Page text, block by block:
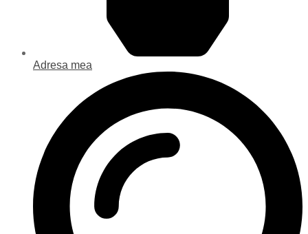
Adresa mea